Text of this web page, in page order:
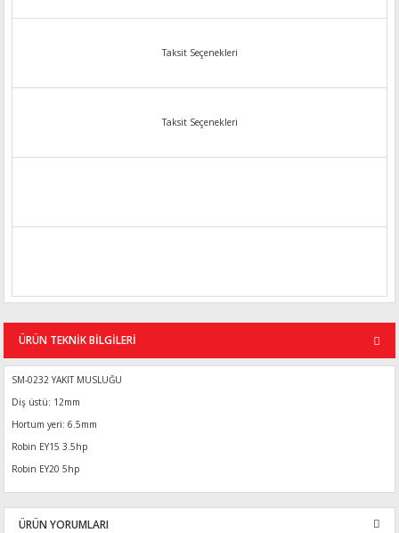
Taksit Seçenekleri
Taksit Seçenekleri
ÜRÜN TEKNİK BİLGİLERİ
SM-0232 YAKIT MUSLUĞU
Diş üstü: 12mm
Hortum yeri: 6.5mm
Robin EY15 3.5hp
Robin EY20 5hp
ÜRÜN YORUMLARI